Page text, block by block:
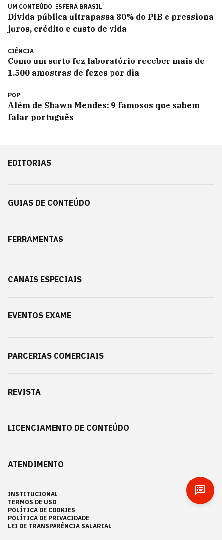
UM CONTEÚDO ESFERA BRASIL
Dívida pública ultrapassa 80% do PIB e pressiona
juros, crédito e custo de vida
CIÊNCIA
Como um surto fez laboratório receber mais de
1.500 amostras de fezes por dia
POP
Além de Shawn Mendes: 9 famosos que sabem
falar português
EDITORIAS
GUIAS DE CONTEÚDO
FERRAMENTAS
CANAIS ESPECIAIS
EVENTOS EXAME
PARCERIAS COMERCIAIS
REVISTA
LICENCIAMENTO DE CONTEÚDO
ATENDIMENTO
INSTITUCIONAL
TERMOS DE USO
POLÍTICA DE COOKIES
POLÍTICA DE PRIVACIDADE
LEI DE TRANSPARÊNCIA SALARIAL